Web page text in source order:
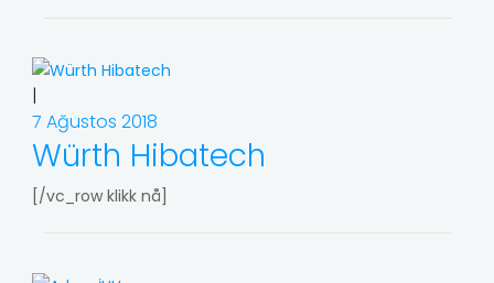
|
7 Ağustos 2018
Würth Hibatech
[/vc_row klikk nå]